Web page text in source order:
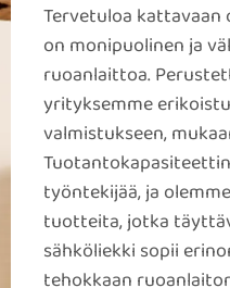
Tervetuloa kattavaan
on monipuolinen ja
ruoanlaittoa.
yrityksemme
valmistukseen,
työntekijää, ja
tuotteita, jotka
sähköliekki sopii
tehokkaan